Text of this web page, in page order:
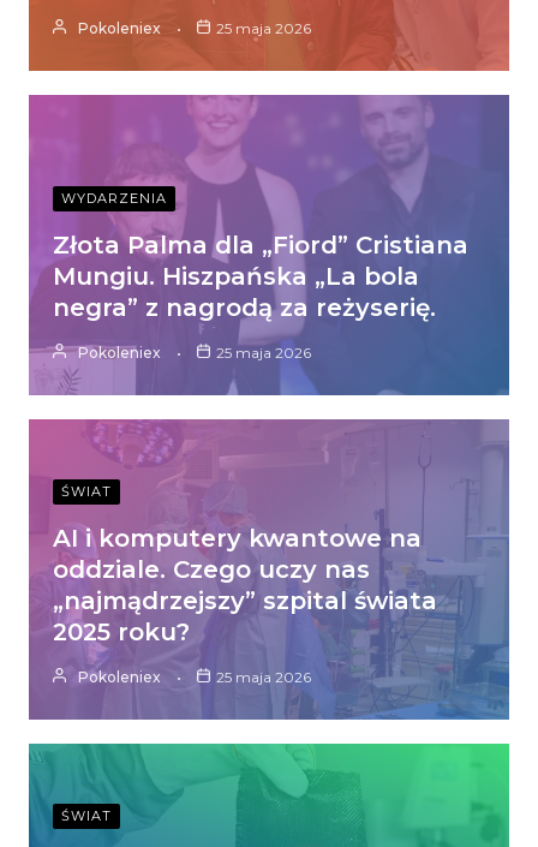
Pokoleniex 25 maja 2026
WYDARZENIA
Złota Palma dla „Fiord” Cristiana
Mungiu. Hiszpańska „La bola
negra” z nagrodą za reżyserię.
Pokoleniex 25 maja 2026
ŚWIAT
AI i komputery kwantowe na
oddziale. Czego uczy nas
„najmądrzejszy” szpital świata
2025 roku?
Pokoleniex 25 maja 2026
ŚWIAT